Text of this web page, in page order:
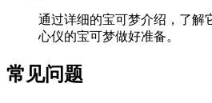
通过详细的宝可梦介绍，了解
心仪的宝可梦做好准备。
常见问题